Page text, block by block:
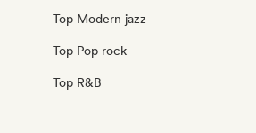
Top Modern jazz
Top Pop rock
Top R&B